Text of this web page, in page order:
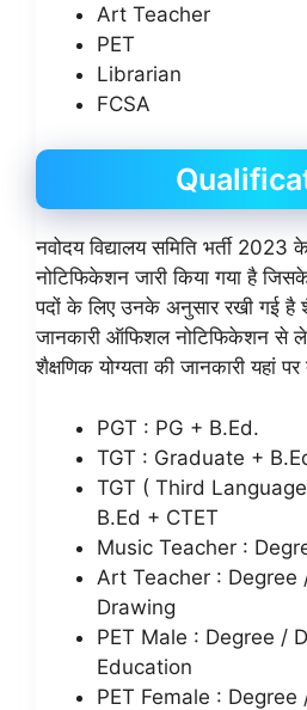
Art Teacher
PET
Librarian
FCSA
नवोदय विद्यालय समिति भर्ती 2023
नोटिफिकेशन जारी किया गया है
पदों के लिए उनके अनुसार रखी गई है
जानकारी ऑफिशल नोटिफिकेशन से
शैक्षणिक योग्यता की जानकारी यहां
PGT : PG + B.Ed.
TGT : Graduate +
TGT ( Third
B.Ed + CTET
Music Teacher :
Art Teacher : Degree
Drawing
PET Male : Degree /
Education
PET Female : Degree